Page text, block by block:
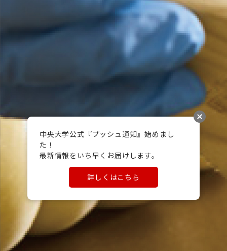
中央大学公式『プッシュ通知』始めまし
た！
最新情報をいち早くお届けします。
詳しくはこちら